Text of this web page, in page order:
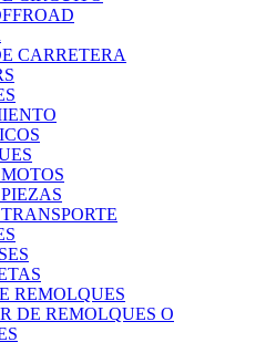
CARRETERA
REMOLQUES
DE REMOLQUES O